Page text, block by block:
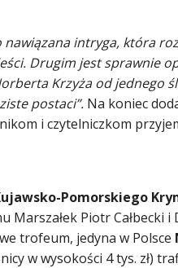
nawiązana intryga, która
Drugim jest sprawnie
Krzyża od jednego
postaci”. Na koniec
i czytelniczkom
Pomorskiego
Marszałek Piotr Całbecki
trofeum, jedyna w Polsce
w wysokości 4 tys. zł)